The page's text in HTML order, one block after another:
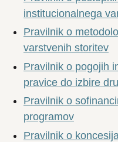
institucionalnega
Pravilnik o
varstvenih storitev
Pravilnik o pogojih
pravice do izbire
Pravilnik o
programov
Pravilnik o